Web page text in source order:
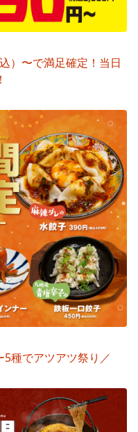
）〜で満足確定！当日
種でアツアツ祭り／